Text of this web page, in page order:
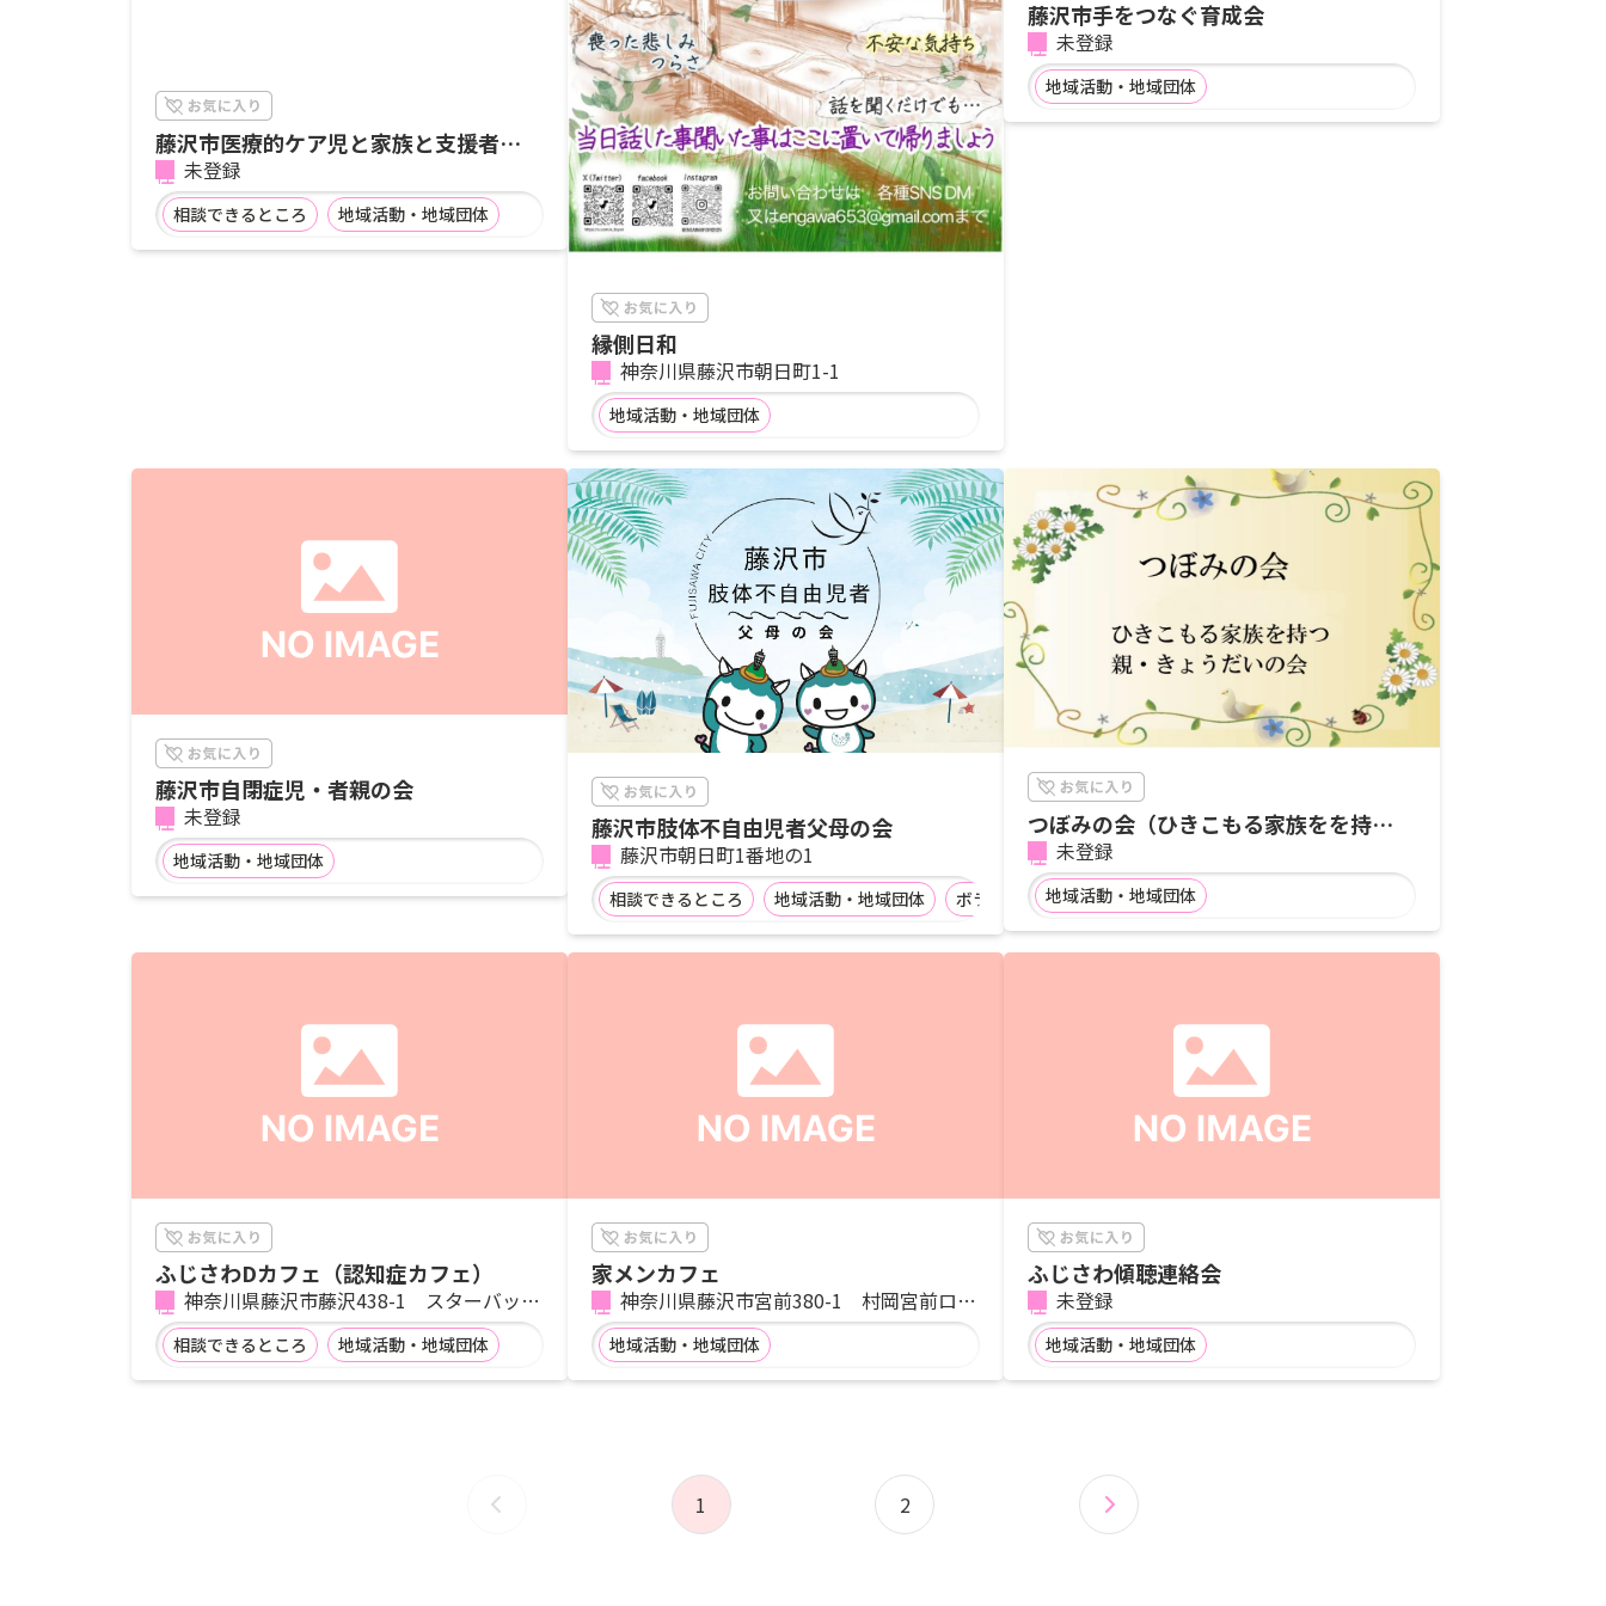
藤沢市医療的ケア児と家族と支援者の
会 HOMIES
未登録
相談できるところ 地域活動・地域団体
縁側日和
神奈川県藤沢市朝日町1-1
地域活動・地域団体
藤沢市手をつなぐ育成会
未登録
地域活動・地域団体
藤沢市自閉症児・者親の会
未登録
地域活動・地域団体
藤沢市肢体不自由児者父母の会
藤沢市朝日町1番地の1
相談できるところ 地域活動・地域団体 ボランティア募集情報
つぼみの会（ひきこもる家族をを持つ
親・きょうだいの会）
未登録
地域活動・地域団体
ふじさわDカフェ（認知症カフェ）
神奈川県藤沢市藤沢438-1 スターバック
スコーヒー ルミネ藤沢店内
相談できるところ 地域活動・地域団体
家メンカフェ
神奈川県藤沢市宮前380-1 村岡宮前ロー
カルサイト
地域活動・地域団体
ふじさわ傾聴連絡会
未登録
地域活動・地域団体
1 2